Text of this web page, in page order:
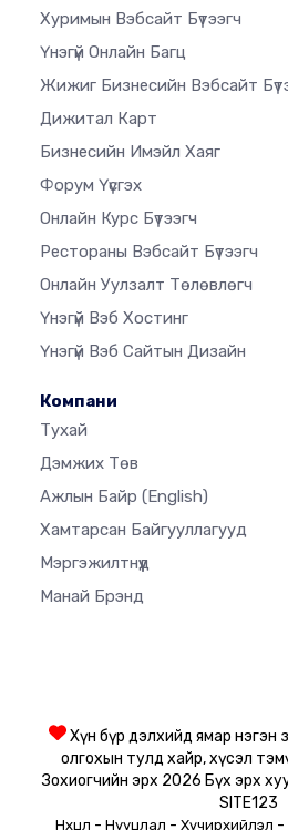
Хуримын Вэбсайт Бүтээгч
Үнэгүй Онлайн Багц
Жижиг Бизнесийн Вэбсайт
Дижитал Карт
Бизнесийн Имэйл Хаяг
Форум Үүсгэх
Онлайн Курс Бүтээгч
Рестораны Вэбсайт Бүтээгч
Онлайн Уулзалт Төлөвлөгч
Үнэгүй Вэб Хостинг
Үнэгүй Вэб Сайтын Дизайн
Компани
Тухай
Дэмжих Төв
Ажлын Байр (English)
Хамтарсан Байгууллагууд
Мэргэжилтнүүд
Манай Брэнд
Хүн бүр дэлхийд ямар нэгэн
олгохын тулд хайр, хүсэл
Зохиогчийн эрх 2026 Бүх эрх
SITE123
Нөхцөл - Нууцлал - Хүчирхийлэл -